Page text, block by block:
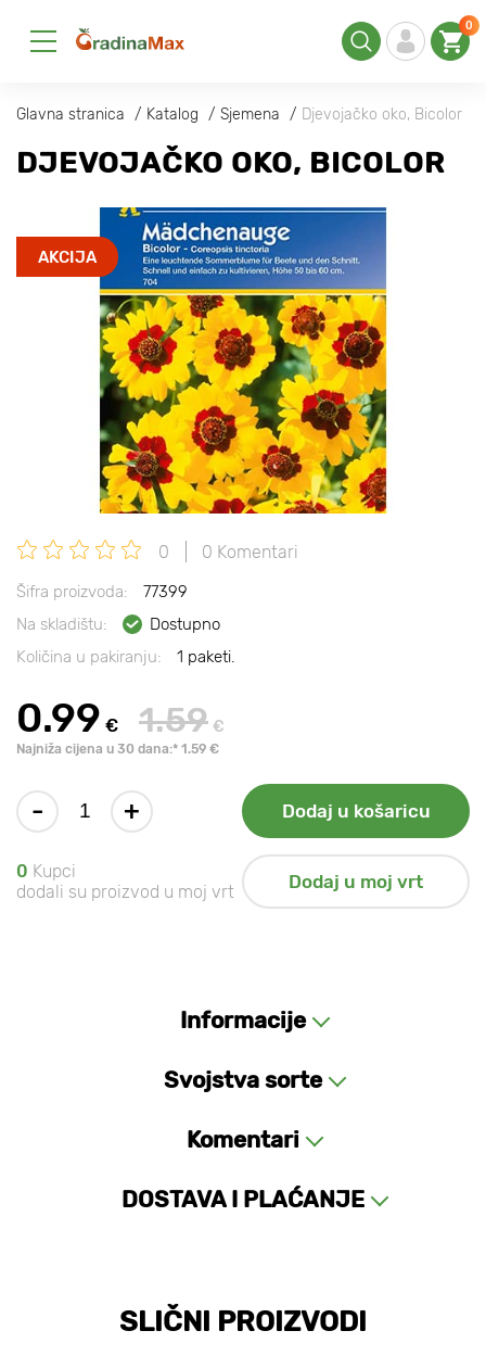
0
Glavna stranica Katalog Sjemena Djevojačko oko, Bicolor
DJEVOJAČKO OKO, BICOLOR
AKCIJA
0 0 Komentari
Šifra proizvoda:
77399
Na skladištu:
Dostupno
Količina u pakiranju:
1 paketi.
0.99 € 1.59 €
Najniža cijena u 30 dana:* 1.59 €
- + Dodaj u košaricu
0 Kupci
dodali su proizvod u moj vrt
Dodaj u moj vrt
Informacije
Svojstva sorte
Komentari
DOSTAVA I PLAĆANJE
SLIČNI PROIZVODI